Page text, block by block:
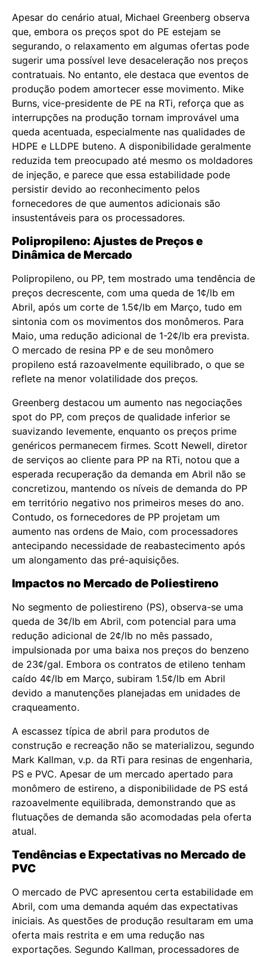
Apesar do cenário atual, Michael Greenberg observa
que, embora os preços spot do PE estejam se
segurando, o relaxamento em algumas ofertas pode
sugerir uma possível leve desaceleração nos preços
contratuais. No entanto, ele destaca que eventos de
produção podem amortecer esse movimento. Mike
Burns, vice-presidente de PE na RTi, reforça que as
interrupções na produção tornam improvável uma
queda acentuada, especialmente nas qualidades de
HDPE e LLDPE buteno. A disponibilidade geralmente
reduzida tem preocupado até mesmo os moldadores
de injeção, e parece que essa estabilidade pode
persistir devido ao reconhecimento pelos
fornecedores de que aumentos adicionais são
insustentáveis para os processadores.
Polipropileno: Ajustes de Preços e
Dinâmica de Mercado
Polipropileno, ou PP, tem mostrado uma tendência de
preços decrescente, com uma queda de 1¢/lb em
Abril, após um corte de 1.5¢/lb em Março, tudo em
sintonia com os movimentos dos monômeros. Para
Maio, uma redução adicional de 1-2¢/lb era prevista.
O mercado de resina PP e de seu monômero
propileno está razoavelmente equilibrado, o que se
reflete na menor volatilidade dos preços.
Greenberg destacou um aumento nas negociações
spot do PP, com preços de qualidade inferior se
suavizando levemente, enquanto os preços prime
genéricos permanecem firmes. Scott Newell, diretor
de serviços ao cliente para PP na RTi, notou que a
esperada recuperação da demanda em Abril não se
concretizou, mantendo os níveis de demanda do PP
em território negativo nos primeiros meses do ano.
Contudo, os fornecedores de PP projetam um
aumento nas ordens de Maio, com processadores
antecipando necessidade de reabastecimento após
um alongamento das pré-aquisições.
Impactos no Mercado de Poliestireno
No segmento de poliestireno (PS), observa-se uma
queda de 3¢/lb em Abril, com potencial para uma
redução adicional de 2¢/lb no mês passado,
impulsionada por uma baixa nos preços do benzeno
de 23¢/gal. Embora os contratos de etileno tenham
caído 4¢/lb em Março, subiram 1.5¢/lb em Abril
devido a manutenções planejadas em unidades de
craqueamento.
A escassez típica de abril para produtos de
construção e recreação não se materializou, segundo
Mark Kallman, v.p. da RTi para resinas de engenharia,
PS e PVC. Apesar de um mercado apertado para
monômero de estireno, a disponibilidade de PS está
razoavelmente equilibrada, demonstrando que as
flutuações de demanda são acomodadas pela oferta
atual.
Tendências e Expectativas no Mercado de
PVC
O mercado de PVC apresentou certa estabilidade em
Abril, com uma demanda aquém das expectativas
iniciais. As questões de produção resultaram em uma
oferta mais restrita e em uma redução nas
exportações. Segundo Kallman, processadores de